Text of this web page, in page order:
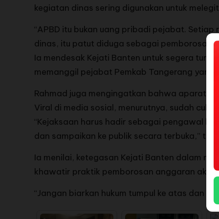
kegiatan dinas sering digunakan untuk
“APBD itu bukan uang pribadi pejabat.
dinas, itu patut diduga sebagai pemborosan,
Ia mendesak Kejati Banten untuk segera
memanggil pejabat Pemkab Tangerang
Rahmad juga mengingatkan bahwa aparat
Viral di media sosial, menurutnya, sudah
“Kejaksaan harus hadir sebagai pengawal
dan sampaikan ke publik secara terbuka,”
Ia menilai, ketegasan Kejati Banten dalam
khawatir praktik pemborosan anggaran akan
“Jangan biarkan hukum tumpul ke atas dan